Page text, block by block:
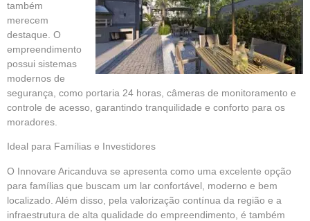
também
merecem
destaque. O
empreendimento
possui sistemas
modernos de
segurança, como portaria 24 horas, câmeras de monitoramento e
controle de acesso, garantindo tranquilidade e conforto para os
moradores.
Ideal para Famílias e Investidores
O Innovare Aricanduva se apresenta como uma excelente opção
para famílias que buscam um lar confortável, moderno e bem
localizado. Além disso, pela valorização contínua da região e a
infraestrutura de alta qualidade do empreendimento, é também